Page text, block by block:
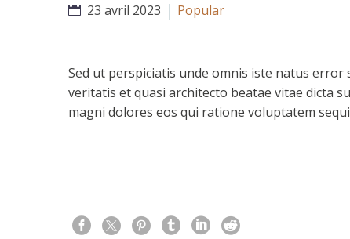
23 avril 2023 Popular
Sed ut perspiciatis unde omnis iste natus
veritatis et quasi architecto beatae vitae dicta
magni dolores eos qui ratione voluptatem